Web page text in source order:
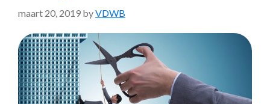
maart 20, 2019 byVDWB